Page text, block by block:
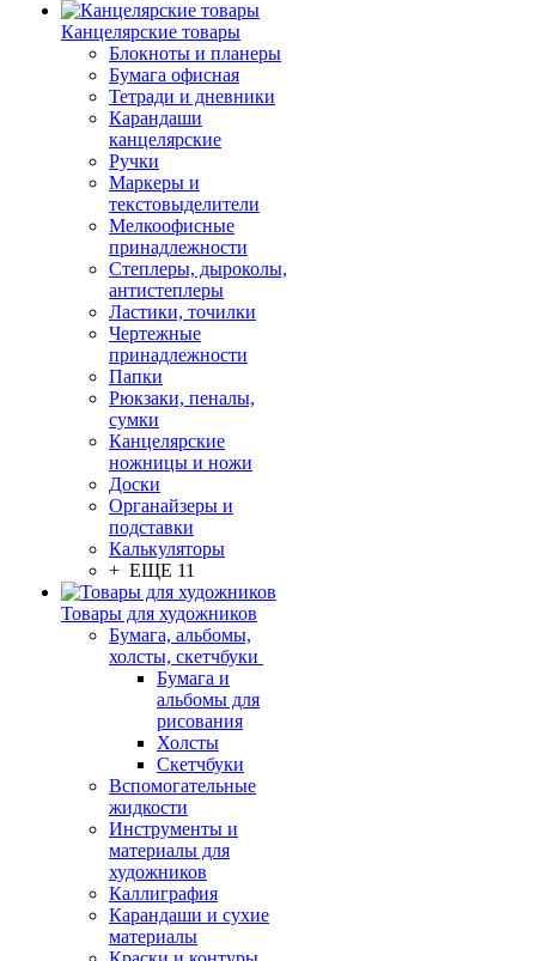
Канцелярские товары
Блокноты и планеры
Бумага офисная
Тетради и дневники
Карандаши
канцелярские
Ручки
Маркеры и
текстовыделители
Мелкоофисные
принадлежности
Степлеры, дыроколы,
антистеплеры
Ластики, точилки
Чертежные
принадлежности
Папки
Рюкзаки, пеналы,
сумки
Канцелярские
ножницы и ножи
Доски
Органайзеры и
подставки
Калькуляторы
+ ЕЩЕ 11
Товары для художников
Бумага, альбомы,
холсты, скетчбуки
Бумага и
альбомы для
рисования
Холсты
Скетчбуки
Вспомогательные
жидкости
Инструменты и
материалы для
художников
Каллиграфия
Карандаши и сухие
материалы